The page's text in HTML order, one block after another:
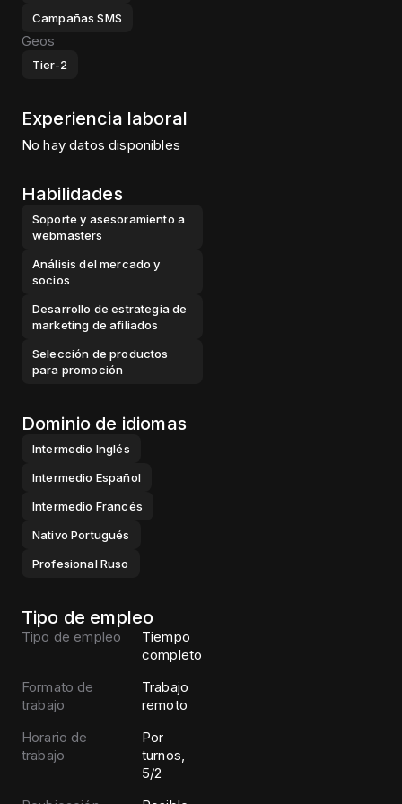
Campañas SMS
Geos
Tier-2
Experiencia laboral
No hay datos disponibles
Habilidades
Soporte y asesoramiento a
webmasters
Análisis del mercado y
socios
Desarrollo de estrategia de
marketing de afiliados
Selección de productos
para promoción
Dominio de idiomas
Intermedio Inglés
Intermedio Español
Intermedio Francés
Nativo Portugués
Profesional Ruso
Tipo de empleo
Tipo de empleo
Tiempo
completo
Formato de
trabajo
Trabajo
remoto
Horario de
trabajo
Por
turnos,
5/2